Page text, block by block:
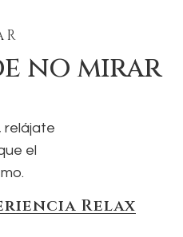
no mirar
relájate
el
Relax